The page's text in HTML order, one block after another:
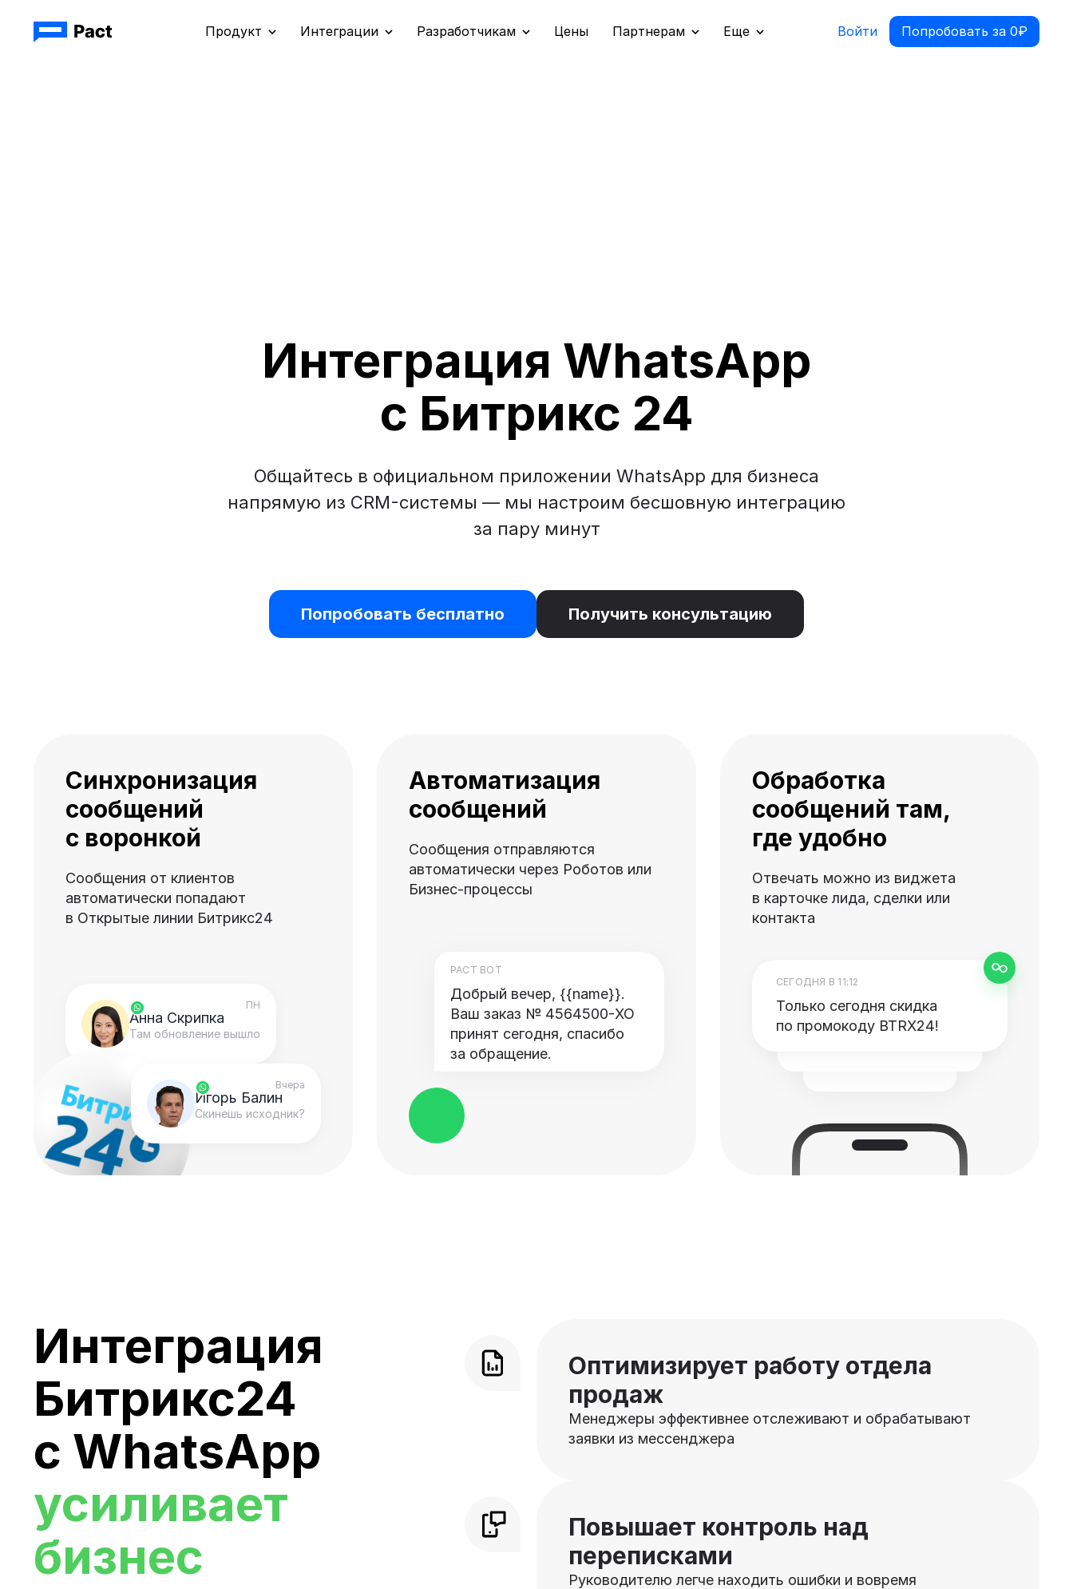
Продукт Интеграции Разработчикам Цены Партнерам Еще Войти Попробовать за 0₽
Интеграция WhatsApp
с Битрикс 24
Общайтесь в официальном приложении WhatsApp для бизнеса
напрямую из CRM-системы — мы настроим бесшовную интеграцию
за пару минут
Попробовать бесплатно Получить консультацию
Синхронизация
сообщений
с воронкой
Сообщения от клиентов
автоматически попадают
в Открытые линии Битрикс24
Анна Скрипка
Там обновление вышло
ПН
Игорь Балин
Скинешь исходник?
Вчера
Автоматизация
сообщений
Сообщения отправляются
автоматически через Роботов или
Бизнес-процессы
PACT BOT
Добрый вечер, {{name}}.
Ваш заказ № 4564500-XO
принят сегодня, спасибо
за обращение.
Обработка
сообщений там,
где удобно
Отвечать можно из виджета
в карточке лида, сделки или
контакта
СЕГОДНЯ В 11:12
Только сегодня скидка
по промокоду BTRX24!
Интеграция
Битрикс24
с WhatsApp
усиливает
бизнес
Оптимизирует работу отдела
продаж
Менеджеры эффективнее отслеживают и обрабатывают
заявки из мессенджера
Повышает контроль над
переписками
Руководителю легче находить ошибки и вовремя